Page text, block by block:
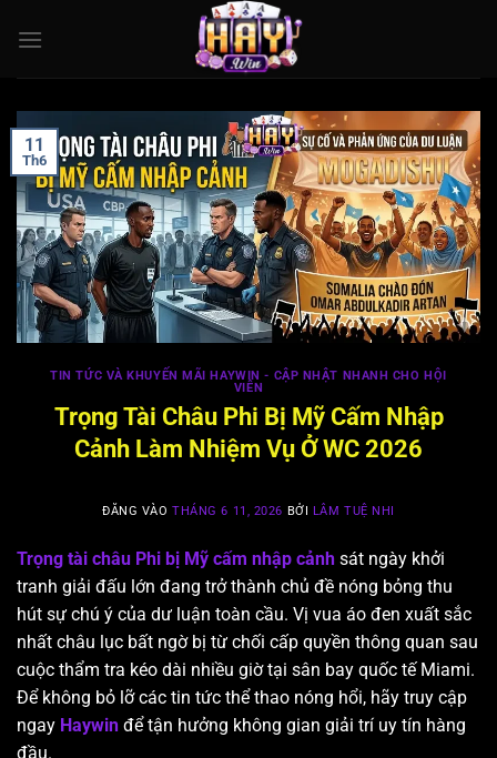
qua
11
Th6
TIN TỨC VÀ KHUYẾN MÃI HAYWIN - CẬP NHẬT NHANH CHO HỘI
VIÊN
Trọng Tài Châu Phi Bị Mỹ Cấm Nhập
Cảnh Làm Nhiệm Vụ Ở WC 2026
ĐĂNG VÀOTHÁNG 6 11, 2026 BỞI LÂM TUỆ NHI
Trọng tài châu Phi bị Mỹ cấm nhập cảnh sát ngày khởi
tranh giải đấu lớn đang trở thành chủ đề nóng bỏng thu
hút sự chú ý của dư luận toàn cầu. Vị vua áo đen xuất sắc
nhất châu lục bất ngờ bị từ chối cấp quyền thông quan sau
cuộc thẩm tra kéo dài nhiều giờ tại sân bay quốc tế Miami.
Để không bỏ lỡ các tin tức thể thao nóng hổi, hãy truy cập
ngay Haywin để tận hưởng không gian giải trí uy tín hàng
đầu.